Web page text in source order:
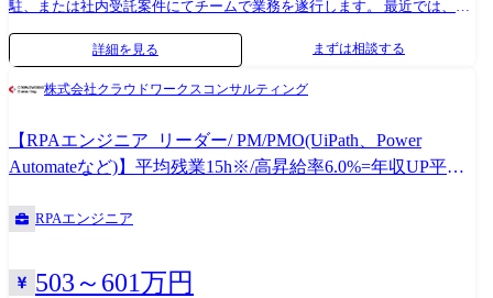
への接続、簡易クエリ(SQL)、API・外部サービスとの連携 ※「利用技術
の参考例」としてご覧ください。 得意分野を活かしつつ、幅広い技術に
触れる機会があります。 ※担当職種の変更の範囲:会社の定める職種(出
駐、または社内受託案件にてチームで業務を遂行します。 最近では、
Copilot Studioや他AIエージェントツールを活用した、より高度で広範囲
な業務DXプロジェクトも増加中です。 豊富な案件の中から、あなたのス
キルやキャリアプランに最適なプロジェクトをお任せします。 【プロジ
行(Power Apps / Power Automate / SharePoint) ・大手メーカー向け:市民開
発者への研修、伴走支援(Power Apps / Power Automate / Power BI) ・大手
エンタメ向け:既存RPAからPower Platformへの移行検証(Power Automate
等採用業務の自動化(Power Automate for Desktop) ・大手専門商社向け:社
詳細を見る まずは相談する
株式会社クラウドワークスコンサルティング
【RPAエンジニア_リーダー/ PM/PMO(UiPath、Power
Automateなど)】平均残業15h※/高昇給率6.0%=年収UP平均
RPAエンジニア
503～601万円